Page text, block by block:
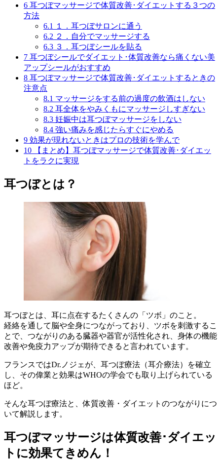
6 耳つぼマッサージで体質改善･ダイエットする３つの
方法
6.1
１．耳つぼサロンに通う
6.2 ２．自分でマッサージする
6.3 ３．耳つぼシールを貼る
7 耳つぼシールでダイエット･体質改善なら痛くない美
アップシールがおすすめ
8 耳つぼマッサージで体質改善･ダイエットするときの
注意点
8.1 マッサージをする前の過度の飲酒はしない
8.2 耳全体をやみくもにマッサージしすぎない
8.3 妊娠中は耳つぼマッサージをしない
8.4 強い痛みを感じたらすぐにやめる
9 効果が現れないときはプロの技術を学んで
10 【まとめ】耳つぼマッサージで体質改善･ダイエッ
トをラクに実現
耳つぼとは？
耳つぼとは、耳に点在するたくさんの「ツボ」のこと。
経絡を通して脳や全身につながっており、ツボを刺激するこ
とで、つながりのある臓器や器官が活性化され、身体の機能
改善や免疫力アップが期待できると言われています。
フランスではDr.ノジェが、耳つぼ療法（耳介療法）を確立
し、その偉業と効果はWHOの学会でも取り上げられている
ほど。
そんな耳つぼ療法と、体質改善・ダイエットのつながりにつ
いて解説します。
耳つぼマッサージは体質改善･ダイエッ
トに効果てきめん！